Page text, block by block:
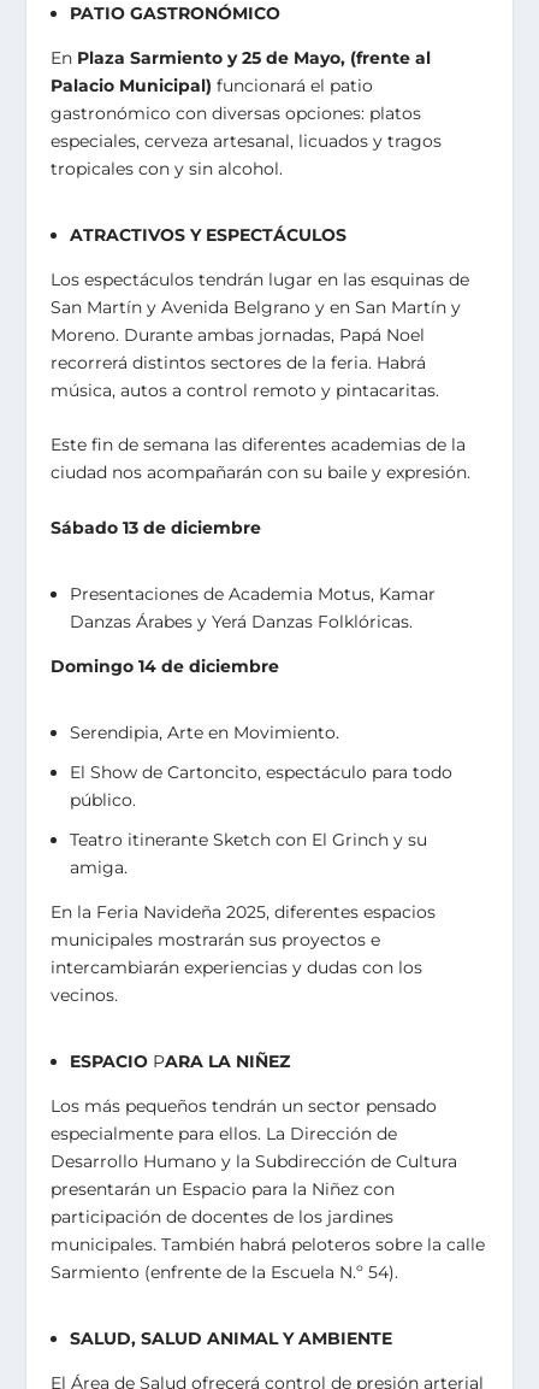
PATIO GASTRONÓMICO
En Plaza Sarmiento y 25 de Mayo, (frente al
Palacio Municipal)funcionará el patio
gastronómico con diversas opciones: platos
especiales, cerveza artesanal, licuados y tragos
tropicales con y sin alcohol.
ATRACTIVOS Y ESPECTÁCULOS
Los espectáculos tendrán lugar en las esquinas de
San Martín y Avenida Belgrano y en San Martín y
Moreno. Durante ambas jornadas, Papá Noel
recorrerá distintos sectores de la feria. Habrá
música, autos a control remoto y pintacaritas.
Este fin de semana las diferentes academias de la
ciudad nos acompañarán con su baile y expresión.
Sábado 13 de diciembre
Presentaciones de Academia Motus, Kamar
Danzas Árabes y Yerá Danzas Folklóricas.
Domingo 14 de diciembre
Serendipia, Arte en Movimiento.
El Show de Cartoncito, espectáculo para todo
público.
Teatro itinerante Sketch con El Grinch y su
amiga.
En la Feria Navideña 2025, diferentes espacios
municipales mostrarán sus proyectos e
intercambiarán experiencias y dudas con los
vecinos.
ESPACIO PARA LA NIÑEZ
Los más pequeños tendrán un sector pensado
especialmente para ellos. La Dirección de
Desarrollo Humano y la Subdirección de Cultura
presentarán un Espacio para la Niñez con
participación de docentes de los jardines
municipales. También habrá peloteros sobre la calle
Sarmiento (enfrente de la Escuela N.º 54).
SALUD, SALUD ANIMAL Y AMBIENTE
El Área de Salud ofrecerá control de presión arterial